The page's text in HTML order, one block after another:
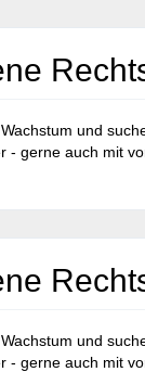
und
- gerne auch mit
und
- gerne auch mit